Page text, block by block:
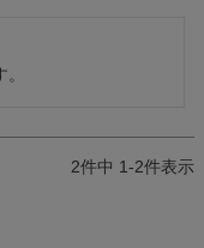
2件中 1-2件表示